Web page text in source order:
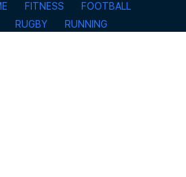
FITNESS
FOOTBALL
RUGBY
RUNNING